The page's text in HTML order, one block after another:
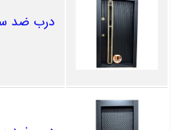
درب ضد